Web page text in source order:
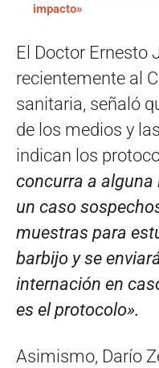
impacto»
El Doctor Ernesto
recientemente al
sanitaria, señaló
de los medios y
indican los
concurra a
un caso
muestras para
barbijo y se
internación en
es el protocolo».
Asimismo, Darío